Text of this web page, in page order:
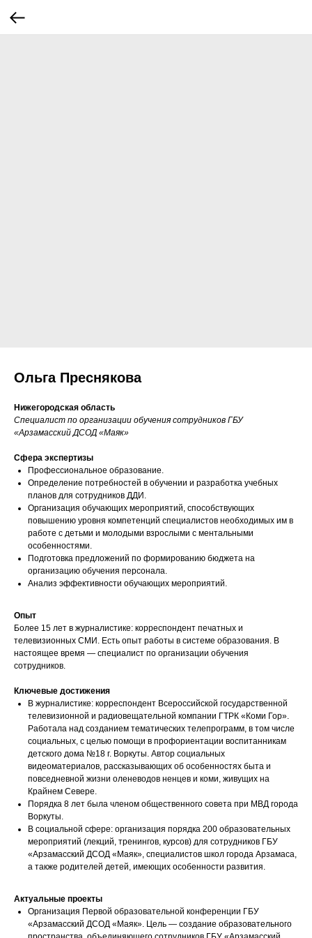
Ольга Преснякова
Нижегородская область
Специалист по организации обучения сотрудников ГБУ
«Арзамасский ДСОД «Маяк»
Сфера экспертизы
Профессиональное образование.
Определение потребностей в обучении и разработка учебных
планов для сотрудников ДДИ.
Организация обучающих мероприятий, способствующих
повышению уровня компетенций специалистов необходимых им в
работе с детьми и молодыми взрослыми с ментальными
особенностями.
Подготовка предложений по формированию бюджета на
организацию обучения персонала.
Анализ эффективности обучающих мероприятий.
Опыт
Более 15 лет в журналистике: корреспондент печатных и
телевизионных СМИ. Есть опыт работы в системе образования. В
настоящее время — специалист по организации обучения
сотрудников.
Ключевые достижения
В журналистике: корреспондент Всероссийской государственной
телевизионной и радиовещательной компании ГТРК «Коми Гор».
Работала над созданием тематических телепрограмм, в том числе
социальных, с целью помощи в профориентации воспитанникам
детского дома №18 г. Воркуты. Автор социальных
видеоматериалов, рассказывающих об особенностях быта и
повседневной жизни оленеводов ненцев и коми, живущих на
Крайнем Севере.
Порядка 8 лет была членом общественного совета при МВД города
Воркуты.
В социальной сфере: организация порядка 200 образовательных
мероприятий (лекций, тренингов, курсов) для сотрудников ГБУ
«Арзамасский ДСОД «Маяк», специалистов школ города Арзамаса,
а также родителей детей, имеющих особенности развития.
Актуальные проекты
Организация Первой образовательной конференции ГБУ
«Арзамасский ДСОД «Маяк». Цель — создание образовательного